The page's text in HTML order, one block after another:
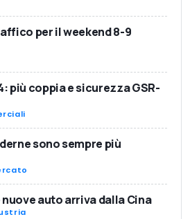
per il weekend 8-9
più coppia e sicurezza GSR-
sono sempre più
auto arriva dalla Cina